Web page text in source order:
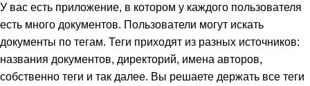
У вас есть приложение, в котором у каждого пользователя
есть много документов. Пользователи могут искать
документы по тегам. Теги приходят из разных источников:
названия документов, директорий, имена авторов,
собственно теги и так далее. Вы решаете держать все теги